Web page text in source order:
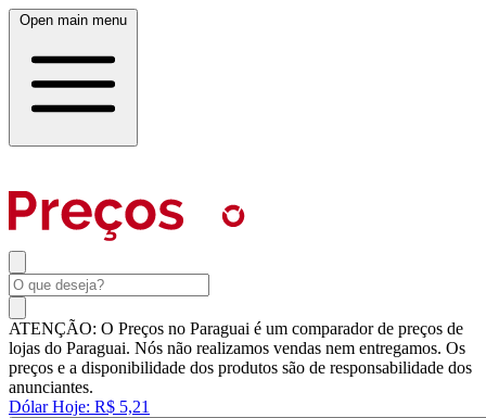
Open main menu
ATENÇÃO: O Preços no Paraguai é um comparador de preços de
lojas do Paraguai. Nós não realizamos vendas nem entregamos. Os
preços e a disponibilidade dos produtos são de responsabilidade dos
anunciantes.
Dólar Hoje: R$ 5,21